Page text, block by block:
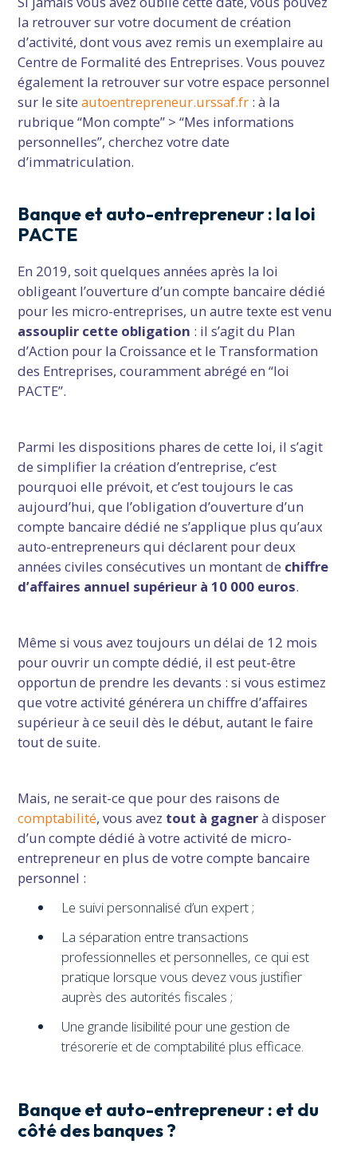
la retrouver sur votre document de création
d’activité, dont vous avez remis un exemplaire au
Centre de Formalité des Entreprises. Vous pouvez
également la retrouver sur votre espace personnel
sur le siteautoentrepreneur.urssaf.fr : à la
rubrique “Mon compte” > “Mes informations
personnelles”, cherchez votre date
d’immatriculation.
Banque et auto-entrepreneur : la loi
PACTE
En 2019, soit quelques années après la loi
obligeant l’ouverture d’un compte bancaire dédié
pour les micro-entreprises, un autre texte est venu
assouplir cette obligation : il s’agit du Plan
d’Action pour la Croissance et le Transformation
des Entreprises, couramment abrégé en “loi
PACTE”.
Parmi les dispositions phares de cette loi, il s’agit
de simplifier la création d’entreprise, c’est
pourquoi elle prévoit, et c’est toujours le cas
aujourd’hui, que l’obligation d’ouverture d’un
compte bancaire dédié ne s’applique plus qu’aux
auto-entrepreneurs qui déclarent pour deux
années civiles consécutives un montant de chiffre
d’affaires annuel supérieur à 10 000 euros.
Même si vous avez toujours un délai de 12 mois
pour ouvrir un compte dédié, il est peut-être
opportun de prendre les devants : si vous estimez
que votre activité générera un chiffre d’affaires
supérieur à ce seuil dès le début, autant le faire
tout de suite.
Mais, ne serait-ce que pour des raisons de
comptabilité, vous avez tout à gagnerà disposer
d’un compte dédié à votre activité de micro-
entrepreneur en plus de votre compte bancaire
personnel :
Le suivi personnalisé d’un expert ;
La séparation entre transactions
professionnelles et personnelles, ce qui est
pratique lorsque vous devez vous justifier
auprès des autorités fiscales ;
Une grande lisibilité pour une gestion de
trésorerie et de comptabilité plus efficace.
Banque et auto-entrepreneur : et du
côté des banques ?